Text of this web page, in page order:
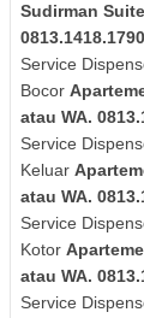
Sudirman
Service
Bocor
atau WA.
Service
Keluar
atau WA.
Service
Kotor
atau WA.
Service